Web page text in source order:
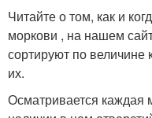
Читайте о том, как и
моркови , на нашем
сортируют по
их.
Осматривается каждая